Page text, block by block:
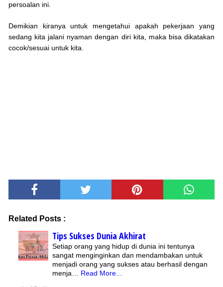
persoalan ini.
Demikian kiranya untuk mengetahui apakah pekerjaan yang
sedang kita jalani nyaman dengan diri kita, maka bisa dikatakan
cocok/sesuai untuk kita.
Related Posts :
Tips Sukses Dunia Akhirat
Setiap orang yang hidup di dunia ini tentunya
sangat menginginkan dan mendambakan untuk
menjadi orang yang sukses atau berhasil dengan
menja… Read More...